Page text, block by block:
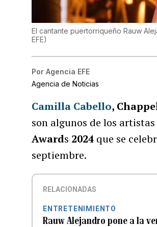
El cantante puertorriqueño Rauw
EFE)
Por Agencia EFE
Agencia de Noticias
Camilla Cabello,
son algunos de los
Awards 2024 que se
septiembre.
RELACIONADAS
ENTRETENIMIENTO
Rauw Alejandro pone a la